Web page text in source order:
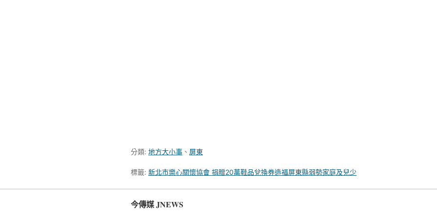
分類: 地方大小事 、 屏東
標籤: 新北市樂心關懷協會 捐贈20萬鞋品兌換券造福屏東縣弱勢家庭及兒少
今傳媒 JNEWS